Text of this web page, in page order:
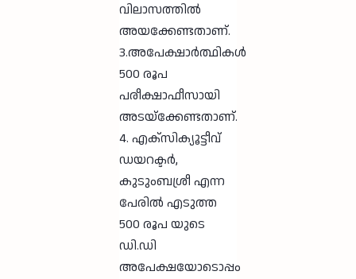
വിലാസത്തിൽ
അയക്കേണ്ടതാണ്.
3.അപേക്ഷാർത്ഥികൾ
500 രൂപ
പരീക്ഷാഫീസായി
അടയ്ക്കേണ്ടതാണ്.
4. എക്സിക്യൂട്ടീവ്
ഡയറക്ടർ,
കുടുംബശ്രീ എന്ന
പേരിൽ എടുത്ത
500 രൂപ യുടെ
ഡി.ഡി
അപേക്ഷയോടൊപ്പം